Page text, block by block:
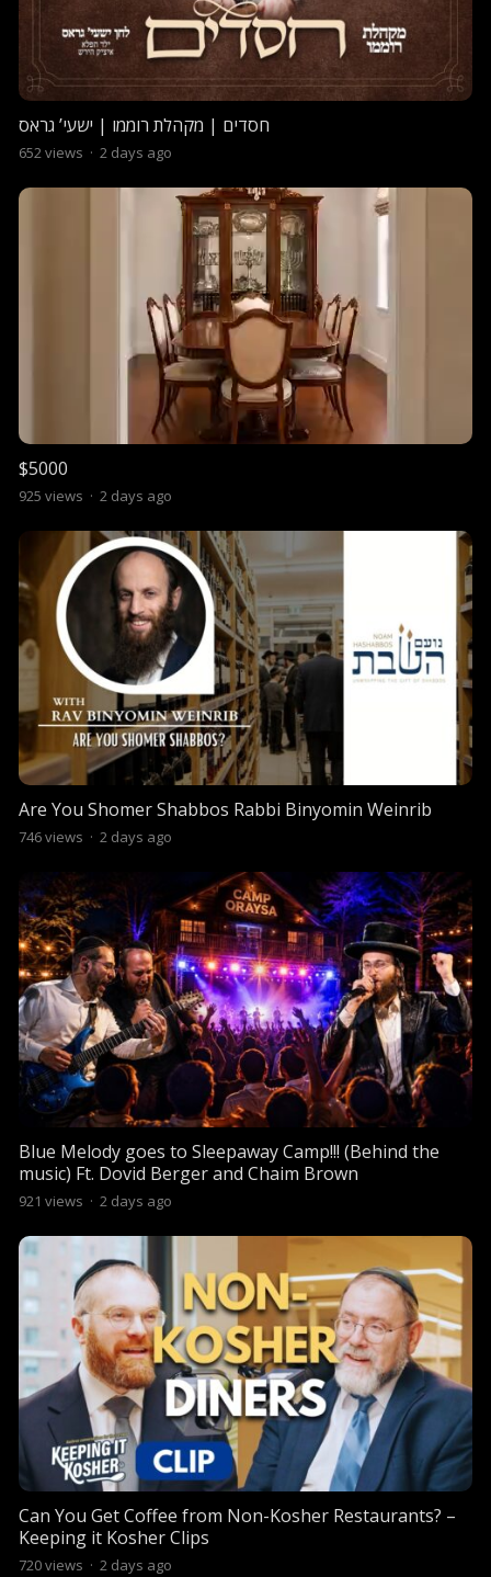
חסדים | מקהלת רוממו | ישעי’ גראס
652views · 2 days ago
$5000
925 views · 2 days ago
Are You Shomer Shabbos Rabbi Binyomin Weinrib
746views · 2 days ago
Blue Melody goes to Sleepaway Camp!!! (Behind the
music) Ft. Dovid Berger and Chaim Brown
921 views · 2 days ago
Can You Get Coffee from Non-Kosher Restaurants? –
Keeping it Kosher Clips
720views · 2 days ago